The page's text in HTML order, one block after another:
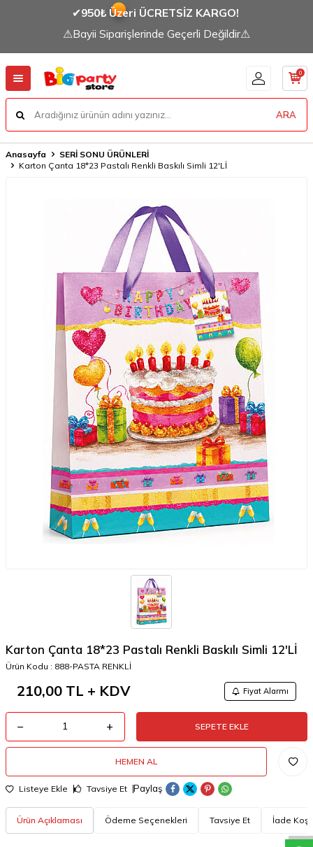
W
h
a
t
a
p
p
D
e
s
t
e
H
a
t
t
✔950₺ Üzeri ÜCRETSİZ KARGO!
⚠Bayii Siparişlerinde Geçerli Değildir⚠
ARA
0
Anasayfa
SERİ SONU ÜRÜNLERİ
Karton Çanta 18*23 Pastalı Renkli Baskılı Simli 12'Lİ
Karton Çanta 18*23 Pastalı Renkli Baskılı Simli 12'Lİ
Ürün Kodu : 888-PASTA RENKLİ
210,00 TL + KDV Fiyat Alarmı
SEPETE EKLE
HEMEN AL
Listeye Ekle Tavsiye Et Paylaş
Ürün Açıklaması Ödeme Seçenekleri Tavsiye Et İade